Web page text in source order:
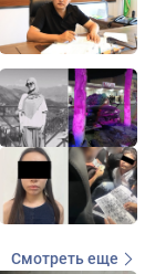
Смотреть еще